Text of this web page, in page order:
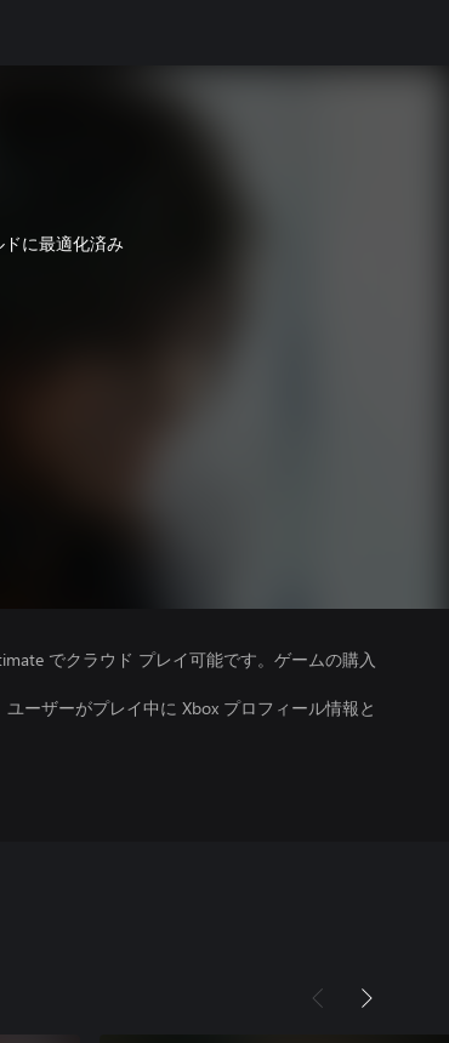
ドに最適化済み
でクラウド プレイ可能です。ゲームの購入
ーザーがプレイ中に Xbox プロフィール情報と